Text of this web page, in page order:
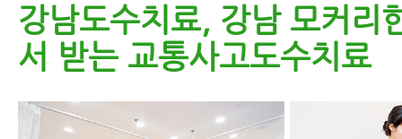
교통사고한의원 치료받기 전 꼭 알
교통사고한의원 한방치료의 장점
강남도수치료, 강남 모커리
서 받는 교통사고도수치료